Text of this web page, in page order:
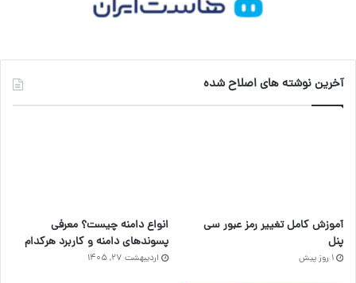
آخرین نوشته های اصلاح شده
آموزش کامل تغییر رمز عبور سی
پنل
1 روز پیش
انواع دامنه چیست؟ معرفی
پسوندهای دامنه و کاربرد هرکدام
اردیبهشت ۲۷, ۱۴۰۵